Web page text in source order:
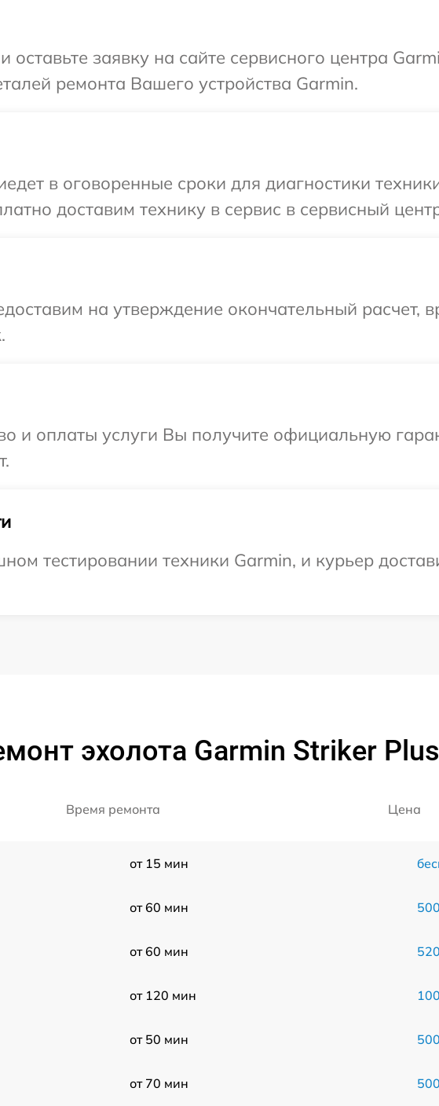
заявку на сайте сервисного центра
ремонта Вашего устройства Garmin.
в оговоренные сроки для диагностики
доставим технику в сервис в сервисный
на утверждение окончательный расчет,
и оплаты услуги Вы получите официальную
тестировании техники Garmin, и курьер
эхолота Garmin Striker
Время ремонта Цена
от 15 мин
от 60 мин
от 60 мин
от 120 мин
от 50 мин
от 70 мин